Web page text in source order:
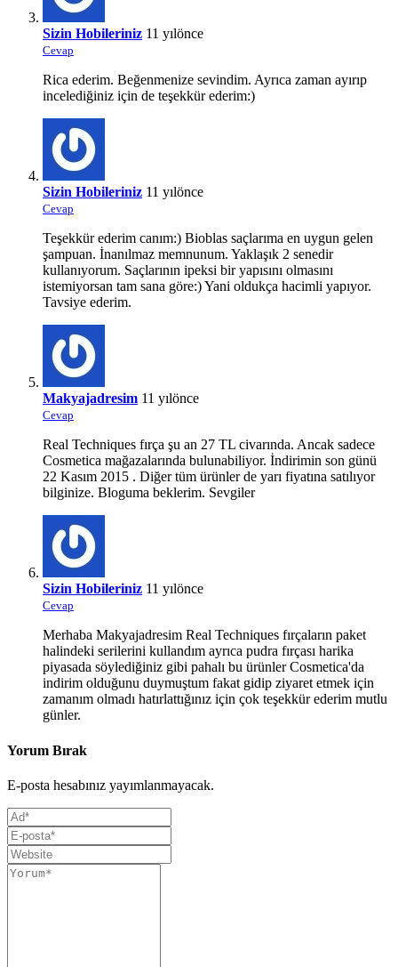
Sizin Hobileriniz 11 yılönce
Cevap
Rica ederim. Beğenmenize sevindim. Ayrıca zaman ayırıp
incelediğiniz için de teşekkür ederim:)
Sizin Hobileriniz 11 yılönce
Cevap
Teşekkür ederim canım:) Bioblas saçlarıma en uygun gelen
şampuan. İnanılmaz memnunum. Yaklaşık 2 senedir
kullanıyorum. Saçlarının ipeksi bir yapısını olmasını
istemiyorsan tam sana göre:) Yani oldukça hacimli yapıyor.
Tavsiye ederim.
Makyajadresim 11 yılönce
Cevap
Real Techniques fırça şu an 27 TL civarında. Ancak sadece
Cosmetica mağazalarında bulunabiliyor. İndirimin son günü
22 Kasım 2015 . Diğer tüm ürünler de yarı fiyatına satılıyor
bilginize. Bloguma beklerim. Sevgiler
Sizin Hobileriniz 11 yılönce
Cevap
Merhaba Makyajadresim Real Techniques fırçaların paket
halindeki serilerini kullandım ayrıca pudra fırçası harika
piyasada söylediğiniz gibi pahalı bu ürünler Cosmetica'da
indirim olduğunu duymuştum fakat gidip ziyaret etmek için
zamanım olmadı hatırlattığınız için çok teşekkür ederim mutlu
günler.
Yorum Bırak
E-posta hesabınız yayımlanmayacak.